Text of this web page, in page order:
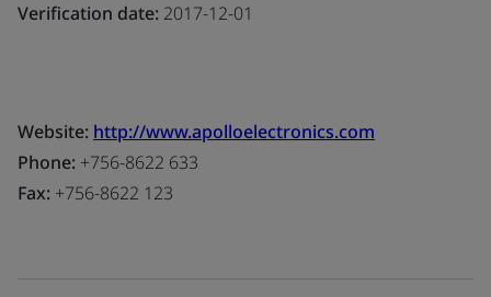
Verification date: 2017-12-01
Website: http://www.apolloelectronics.com
Phone: +756-8622 633
Fax: +756-8622 123